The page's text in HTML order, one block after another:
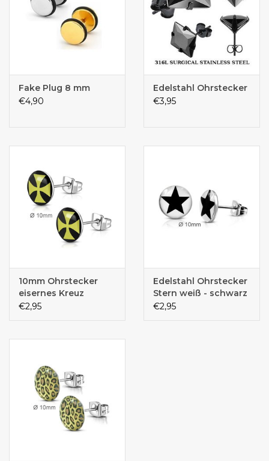
Fake Plug 8 mm
€4,90
Edelstahl Ohrstecker
€3,95
10mm Ohrstecker
eisernes Kreuz
€2,95
Edelstahl Ohrstecker
Stern weiß - schwarz
€2,95